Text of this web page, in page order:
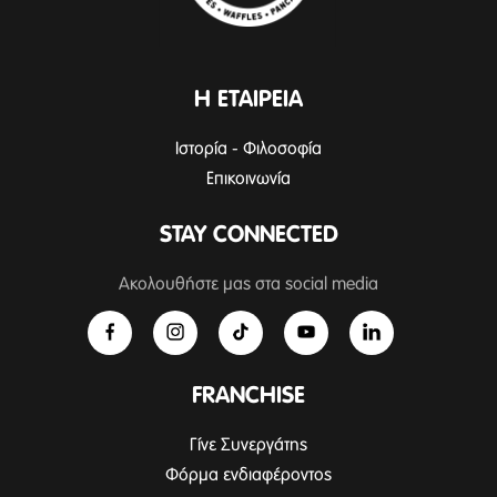
Η ΕΤΑΙΡΕΙΑ
Ιστορία - Φιλοσοφία
Επικοινωνία
STAY CONNECTED
Ακολουθήστε μας στα social media
FRANCHISE
Γίνε Συνεργάτης
Φόρμα ενδιαφέροντος